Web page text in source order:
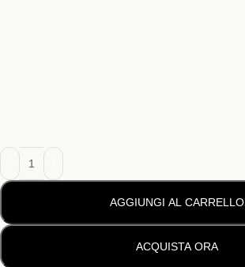
AGGIUNGI AL CARRELLO
ACQUISTA ORA